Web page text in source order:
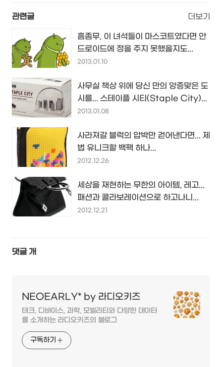
관련글 더보기
흠좀무, 이 녀석들이 마스코트였다면 안
드로이드에 정을 주지 못했을지도...
2013.01.10
사무실 책상 위에 당신 만의 앙증맞은 도
시를... 스테이플 시티(Staple City)...
2013.01.08
사라져갈 블럭의 압박만 걷어낸다면... 제
법 유니크할 백팩 하나...
2012.12.26
세상을 재현하는 무한의 아이템, 레고...
패션과 콜라보레이션으로 하고나니...
2012.12.21
댓글 개
NEOEARLY* by 라디오키즈
테크, 디바이스, 과학, 모빌리티와 다양한 데이터
를 소개하는 라디오키즈의 블로그
구독하기